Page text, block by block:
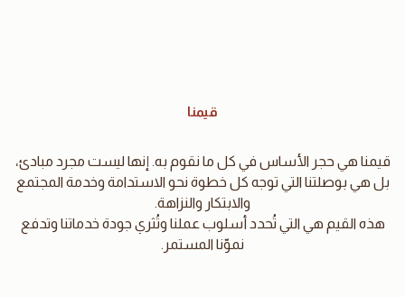
قيمنا
قيمنا هي حجر الأساس في كل ما نقوم به. إنها ليست مجرد مبادئ،
بل هي بوصلتنا التي توجه كل خطوة نحو الاستدامة وخدمة المجتمع
والابتكار والنزاهة.
هذه القيم هي التي تُحدد أسلوب عملنا وتُثري جودة خدماتنا وتدفع
نموّنا المستمر.